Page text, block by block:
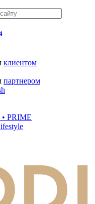
клиентом
партнером
• PRIME